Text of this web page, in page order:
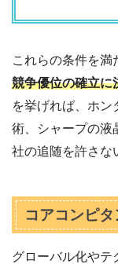
これらの条件を満
競争優位の確立に
を挙げれば、ホン
術、シャープの液
社の追随を許さな
コアコンピ
グローバル化やテ